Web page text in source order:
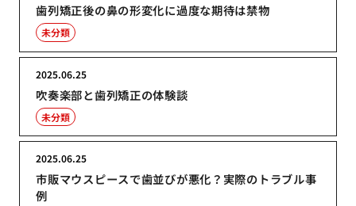
歯列矯正後の鼻の形変化に過度な期待は禁物
未分類
吹奏楽部と歯列矯正の体験談
2025.06.25
未分類
市販マウスピースで歯並びが悪化？実際のトラブル事
例
2025.06.25